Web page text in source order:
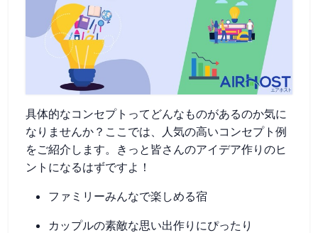
具体的なコンセプトってどんなものがあるのか気に
なりませんか？ここでは、人気の高いコンセプト例
をご紹介します。きっと皆さんのアイデア作りのヒ
ントになるはずですよ！
ファミリーみんなで楽しめる宿
カップルの素敵な思い出作りにぴったり